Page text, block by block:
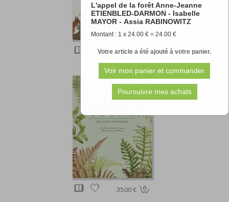
L'appel de la forêt Anne-Jeanne
ETIENBLED-DARMON - Isabelle
MAYOR - Assia RABINOWITZ
Montant : 1 x 24.00 € = 24.00 €
Votre article a été ajouté à votre panier.
16.90 €
35.00 €